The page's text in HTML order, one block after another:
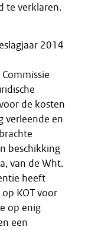
te verklaren.
2014
de kosten
verleende en
beschikking
van de Wht.
heeft
KOT voor
op enig
een